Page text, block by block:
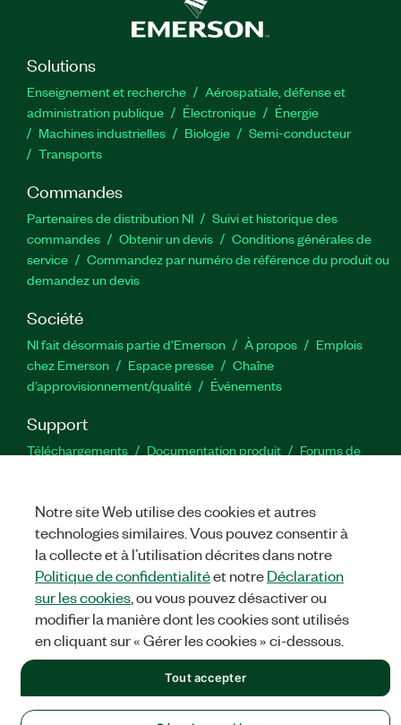
Solutions
Enseignement et recherche
Aérospatiale, défense et
administration publique
Électronique
Énergie​
Machines industrielles
Biologie
Semi-conducteur
Transports
Commandes
Partenaires de distribution NI
Suivi et historique des
commandes
Obtenir un devis
Conditions générales de
service
Commandez par numéro de référence du produit ou
demandez un devis
Société
NI fait désormais partie d'Emerson À propos
Emplois
chez Emerson
Espace presse
Chaîne
d’approvisionnement/qualité
Événements
Support
Téléchargements Documentation produit
Forums de
TwitterYouTube
MENTIONS LÉGALES
les cookies
©NATIONAL INSTRUMENTS CORP. TOUS DROITS RÉSERVÉS.
Notre site Web utilise des cookies et autres
technologies similaires. Vous pouvez consentir à
la collecte et à l’utilisation décrites dans notre
Politique de confidentialitéet notreDéclaration
sur les cookies, ou vous pouvez désactiver ou
modifier la manière dont les cookies sont utilisés
en cliquant sur « Gérer les cookies » ci-dessous.
Tout accepter